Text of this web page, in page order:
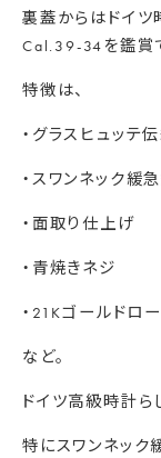
裏蓋からはドイツ
Cal.39-34を鑑賞
特徴は、
・グラスヒュッテ
・スワンネック緩
・面取り仕上げ
・青焼きネジ
・21Kゴールドロ
など。
ドイツ高級時計
特にスワンネック